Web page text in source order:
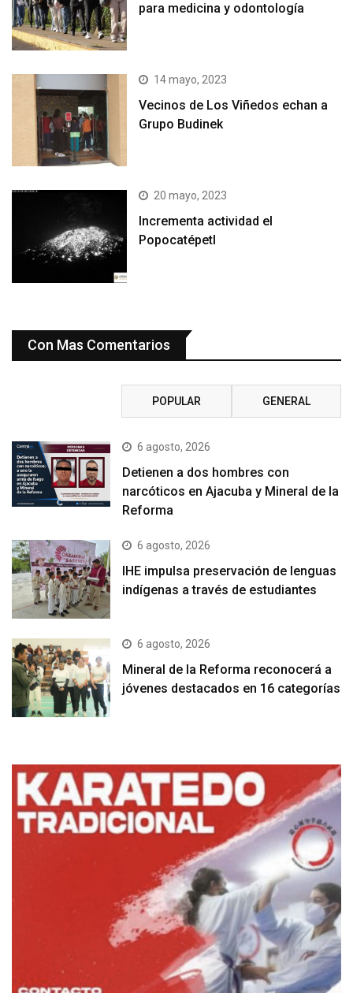
para medicina y odontología
14 mayo, 2023
Vecinos de Los Viñedos echan a
Grupo Budinek
20 mayo, 2023
Incrementa actividad el
Popocatépetl
Con Mas Comentarios
POPULAR GENERAL
6 agosto, 2026
Detienen a dos hombres con
narcóticos en Ajacuba y Mineral de la
Reforma
6 agosto, 2026
IHE impulsa preservación de lenguas
indígenas a través de estudiantes
6 agosto, 2026
Mineral de la Reforma reconocerá a
jóvenes destacados en 16 categorías